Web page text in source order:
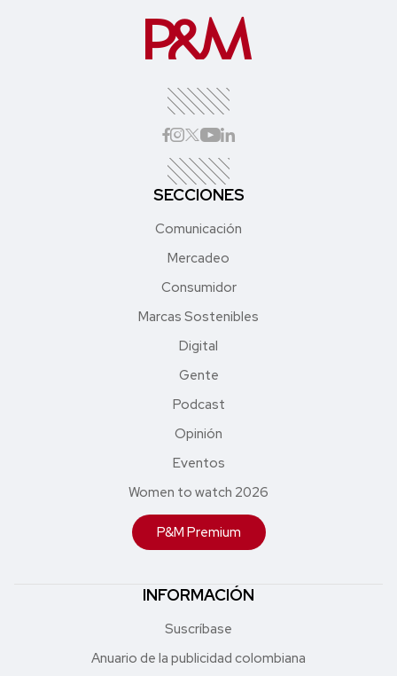
SECCIONES
Comunicación
Mercadeo
Consumidor
Marcas Sostenibles
Digital
Gente
Podcast
Opinión
Eventos
Women to watch 2026
P&M Premium
INFORMACIÓN
Suscríbase
Anuario de la publicidad colombiana